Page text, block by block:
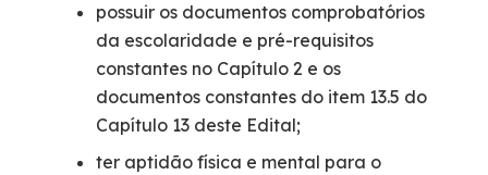
possuir os documentos comprobatórios
da escolaridade e pré-requisitos
constantes no Capítulo 2 e os
documentos constantes do item 13.5 do
Capítulo 13 deste Edital;
ter aptidão física e mental para o